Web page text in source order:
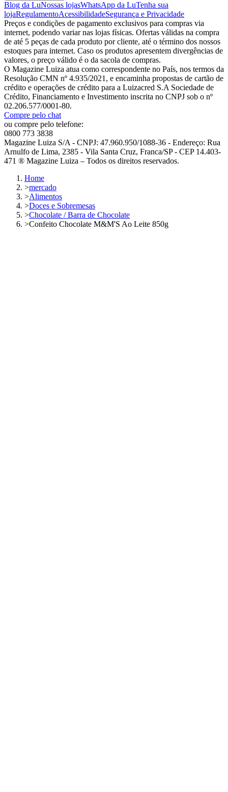
Blog da LuNossas lojasWhatsApp da LuTenha sua
lojaRegulamentoAcessibilidadeSegurança e Privacidade
Preços e condições de pagamento exclusivos para compras via
internet, podendo variar nas lojas físicas. Ofertas válidas na compra
de até 5 peças de cada produto por cliente, até o término dos nossos
estoques para internet. Caso os produtos apresentem divergências de
valores, o preço válido é o da sacola de compras.
O Magazine Luiza atua como correspondente no País, nos termos da
Resolução CMN nº 4.935/2021, e encaminha propostas de cartão de
crédito e operações de crédito para a Luizacred S.A Sociedade de
Crédito, Financiamento e Investimento inscrita no CNPJ sob o nº
02.206.577/0001-80.
Compre pelo chat
ou compre pelo telefone:
0800 773 3838
Magazine Luiza S/A - CNPJ: 47.960.950/1088-36 - Endereço: Rua
Arnulfo de Lima, 2385 - Vila Santa Cruz, Franca/SP - CEP 14.403-
471 ® Magazine Luiza – Todos os direitos reservados.
Home
>mercado
>Alimentos
>Doces e Sobremesas
>Chocolate / Barra de Chocolate
>Confeito Chocolate M&M'S Ao Leite 850g